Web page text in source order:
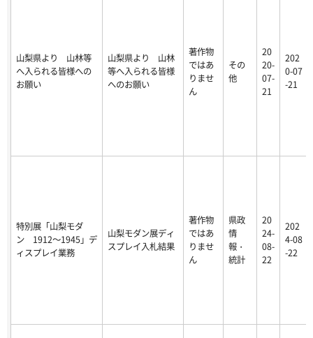
山梨県より 山林等
へ入られる皆様への
お願い
山梨県より 山林
等へ入られる皆様
へのお願い
著作物
ではあ
りませ
ん
その
他
20
20-
07-
21
202
0-07
-21
特別展「山梨モダ
ン 1912～1945」デ
ィスプレイ業務
山梨モダン展ディ
スプレイ入札結果
著作物
ではあ
りませ
ん
県政
情
報・
統計
20
24-
08-
22
202
4-08
-22